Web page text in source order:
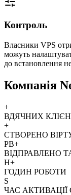
Контроль
Власники VPS
можуть
до встановлення
Компанія
+
ВДЯЧНИХ
+
СТВОРЕНО
PB+
ВІДПРАВЛЕНО
H+
ГОДИН РОБОТИ
S
ЧАС АКТИВАЦІЇ